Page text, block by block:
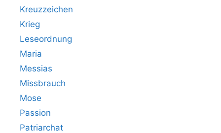
Kreuzzeichen
Krieg
Leseordnung
Maria
Messias
Missbrauch
Mose
Passion
Patriarchat